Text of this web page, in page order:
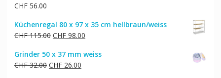
CHF56.00
Küchenregal 80 x 97 x 35 cm hellbraun/weiss
CHF115.00 Ursprünglicher
war:
CHF 115.00
CHF98.00Aktueller
ist:
Grinder 50 x 37 mm weiss
CHF32.00 Ursprünglicher
CHF26.00Aktueller